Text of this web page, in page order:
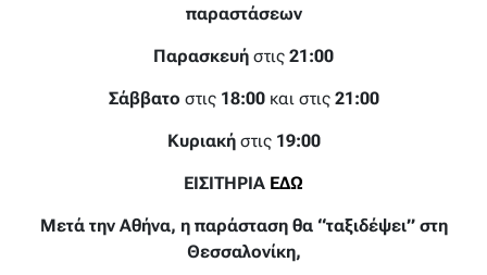
παραστάσεων
Παρασκευή στις 21:00
Σάββατο στις18:00 και στις21:00
Κυριακή στις19:00
ΕΙΣΙΤΗΡΙΑ ΕΔΩ
Μετά την Αθήνα, η παράσταση θα “ταξιδέψει” στη
Θεσσαλονίκη,